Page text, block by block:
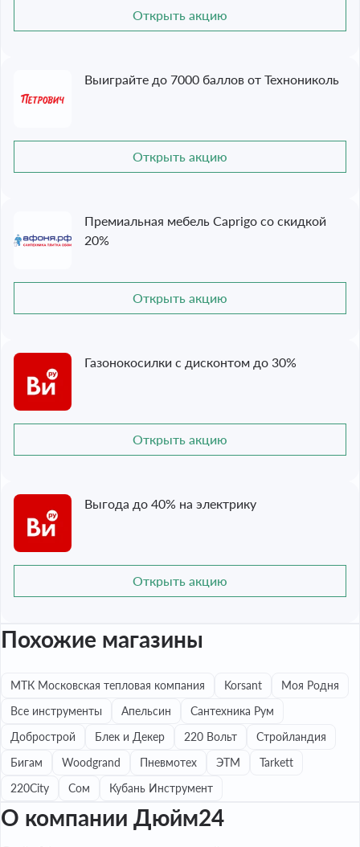
Открыть акцию
Выиграйте до 7000 баллов от Технониколь
Открыть акцию
Премиальная мебель Caprigo со скидкой
20%
Открыть акцию
Газонокосилки с дисконтом до 30%
Открыть акцию
Выгода до 40% на электрику
Открыть акцию
Похожие магазины
МТК Московская тепловая компания Korsant
Моя Родня
Все инструменты
Апельсин
Сантехника Рум
Добрострой
Блек и Декер 220 Вольт
Стройландия
Бигам
Woodgrand Пневмотех ЭТМ
Tarkett
220City
Сом Кубань Инструмент
О компании Дюйм24